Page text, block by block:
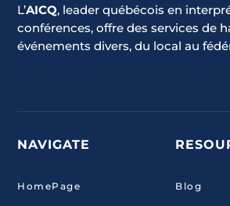
L’AICQ, leader québécois en
conférences, offre des services de
événements divers, du local au
NAVIGATE
HomePage Blog